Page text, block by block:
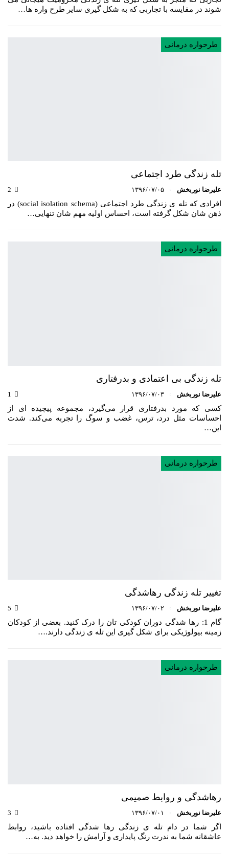
شوند در مقایسه با تجاربی که به شکل گیری سایر طرح واره ها…
طرحواره درمانی
تله زندگی طرد اجتماعی
علیرضا نوربخش ۱۳۹۶/۰۷/۰۵
افرادی که تله ی زندگی طرد اجتماعی (social isolation schema) در
ذهن شان شکل گرفته است، احساس اولیه مهم شان تنهایی…
طرحواره درمانی
تله زندگی بی اعتمادی و بدرفتاری
علیرضا نوربخش ۱۳۹۶/۰۷/۰۳
کسی که مورد بدرفتاری قرار می‌گیرد، مجموعه پیچیده ای از
احساسات مثل درد، ترس، غضب و سوگ را تجربه می‌کند. شدت
این…
طرحواره درمانی
تغییر تله زندگی رهاشدگی
علیرضا نوربخش ۱۳۹۶/۰۷/۰۲
گام 1: رها شدگی دوران کودکی تان را درک کنید. بعضی از کودکان
زمینه بیولوژیکی برای شکل گیری این تله ی زندگی دارند.…
طرحواره درمانی
رهاشدگی و روابط صمیمی
علیرضا نوربخش ۱۳۹۶/۰۷/۰۱
اگر شما در دام تله ی زندگی رها شدگی افتاده باشید، روابط
عاشقانه شما به ندرت رنگ پایداری و آرامش را خواهد دید. به…